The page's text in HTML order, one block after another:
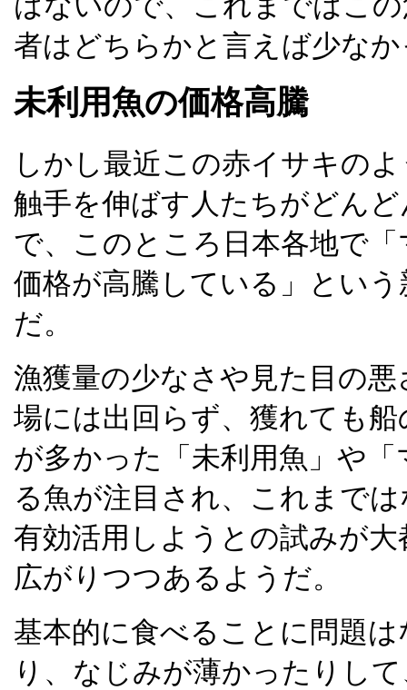
者はどちらかと言えば少な
未利用魚の価格高騰
しかし最近この赤イサキの
触手を伸ばす人たちがどん
で、このところ日本各地で
価格が高騰している」とい
だ。
漁獲量の少なさや見た目の
場には出回らず、獲れても
が多かった「未利用魚」や
る魚が注目され、これまで
有効活用しようとの試みが
広がりつつあるようだ。
基本的に食べることに問題
り、なじみが薄かったりし